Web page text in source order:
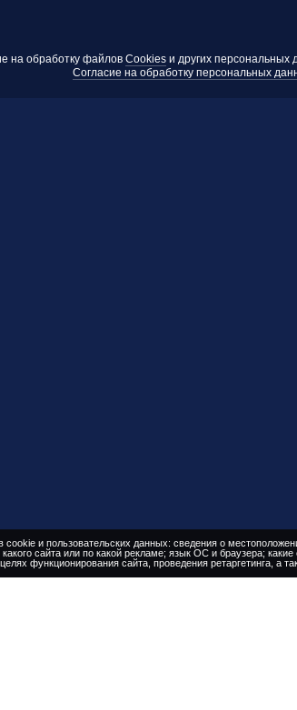
на обработку файлов Cookies и других персональных
Согласие на обработку персональных
и пользовательских данных: сведения о
сайта или по какой рекламе; язык ОС и браузера;
функционирования сайта, проведения ретаргетинга, а